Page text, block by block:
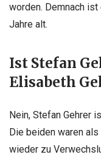
worden. Demnach
Jahre alt.
Ist Stefan
Elisabeth
Nein, Stefan Gehrer
Die beiden waren
wieder zu